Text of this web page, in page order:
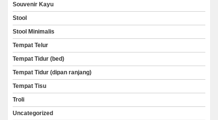
Souvenir Kayu
Stool
Stool Minimalis
Tempat Telur
Tempat Tidur (bed)
Tempat Tidur (dipan ranjang)
Tempat Tisu
Troli
Uncategorized